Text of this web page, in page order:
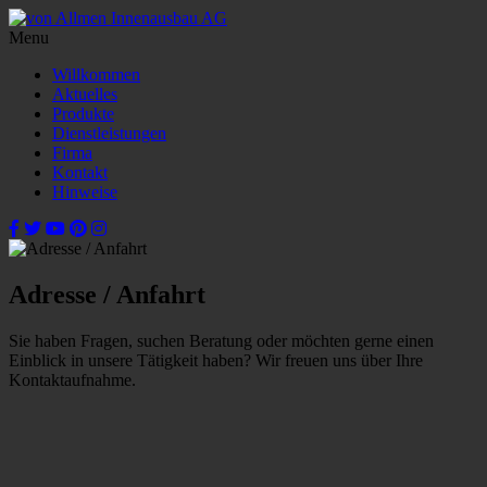
Menu
Willkommen
Aktuelles
Produkte
Dienstleistungen
Firma
Kontakt
Hinweise
Adresse / Anfahrt
Sie haben Fragen, suchen Beratung oder möchten gerne einen
Einblick in unsere Tätigkeit haben? Wir freuen uns über Ihre
Kontaktaufnahme.